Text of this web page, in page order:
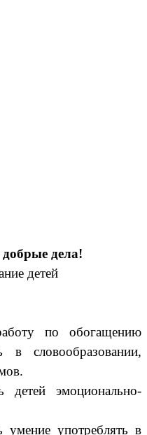
дела!
детей
по обогащению
в словообразовании,
детей эмоционально-
умение употреблять в